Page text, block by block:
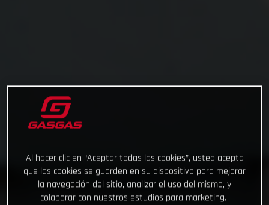
Al hacer clic en “Aceptar todas las cookies”, usted acepta
que las cookies se guarden en su dispositivo para mejorar
la navegación del sitio, analizar el uso del mismo, y
colaborar con nuestros estudios para marketing.